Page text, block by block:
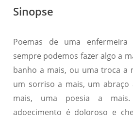
Sinopse
Poemas de uma
sempre podemos fazer algo a
banho a mais, ou uma troca a
um sorriso a mais, um abraço
mais, uma poesia a
adoecimento é doloroso e